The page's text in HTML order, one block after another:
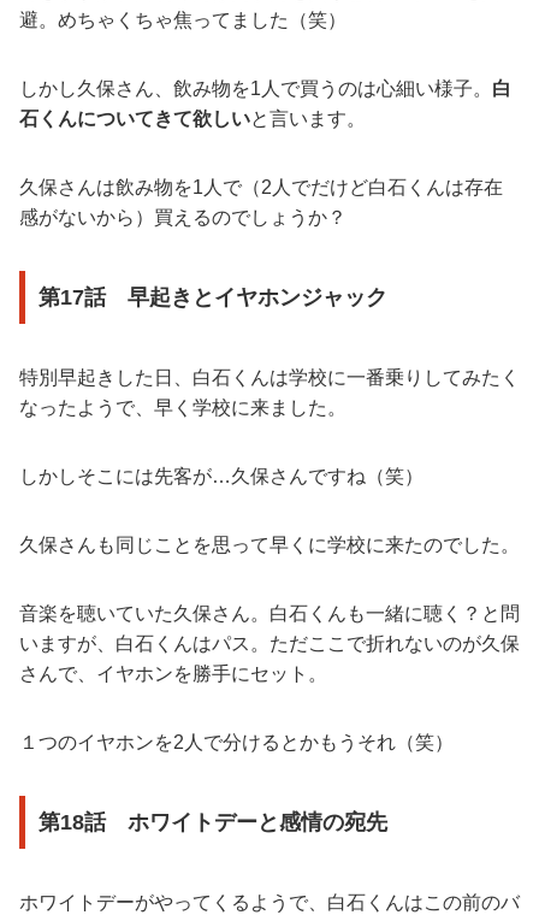
避。めちゃくちゃ焦ってました（笑）
しかし久保さん、飲み物を1人で買うのは心細い様子。 白
石くんについてきて欲しいと言います。
久保さんは飲み物を1人で（2人でだけど白石くんは存在
感がないから）買えるのでしょうか？
第17話 早起きとイヤホンジャック
特別早起きした日、白石くんは学校に一番乗りしてみたく
なったようで、早く学校に来ました。
しかしそこには先客が…久保さんですね（笑）
久保さんも同じことを思って早くに学校に来たのでした。
音楽を聴いていた久保さん。白石くんも一緒に聴く？と問
いますが、白石くんはパス。ただここで折れないのが久保
さんで、イヤホンを勝手にセット。
１つのイヤホンを2人で分けるとかもうそれ（笑）
第18話 ホワイトデーと感情の宛先
ホワイトデーがやってくるようで、白石くんはこの前のバ